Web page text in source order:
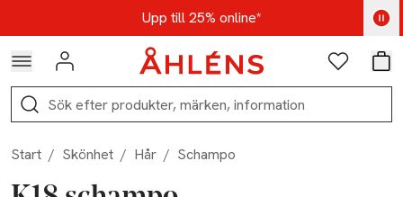
Hoppa till navigationsmenynUpp till 25% online*
Kod: AUG25 - Shoppa nu
Logga in Favoriter
Sök
Start / Skönhet / Hår / Schampo